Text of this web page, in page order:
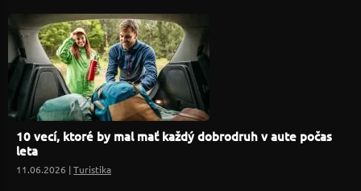
10 vecí, ktoré by mal mať každý dobrodruh v aute počas
leta
11.06.2026 |Turistika